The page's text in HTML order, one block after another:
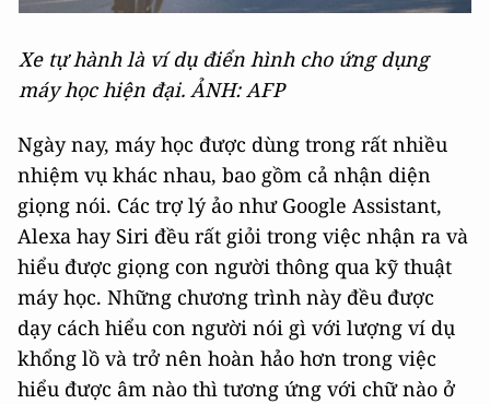
Xe tự hành là ví dụ điển hình cho ứng dụng
máy học hiện đại. ẢNH: AFP
Ngày nay, máy học được dùng trong rất nhiều
nhiệm vụ khác nhau, bao gồm cả nhận diện
giọng nói. Các trợ lý ảo như Google Assistant,
Alexa hay Siri đều rất giỏi trong việc nhận ra và
hiểu được giọng con người thông qua kỹ thuật
máy học. Những chương trình này đều được
dạy cách hiểu con người nói gì với lượng ví dụ
khổng lồ và trở nên hoàn hảo hơn trong việc
hiểu được âm nào thì tương ứng với chữ nào ở